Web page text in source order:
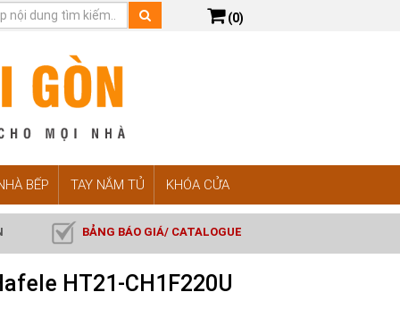
(0)
BẾP TAY NẮM TỦ KHÓA CỬA
BẢNG BÁO GIÁ/ CATALOGUE
HT21-CH1F220U